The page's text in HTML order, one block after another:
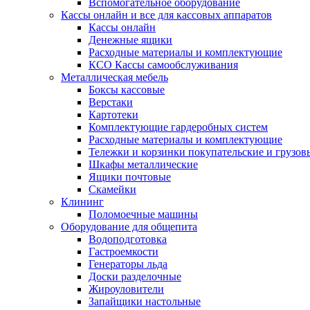
Вспомогательное оборудование
Кассы онлайн и все для кассовых аппаратов
Кассы онлайн
Денежные ящики
Расходные материалы и комплектующие
КСО Кассы самообслуживания
Металлическая мебель
Боксы кассовые
Верстаки
Картотеки
Комплектующие гардеробных систем
Расходные материалы и комплектующие
Тележки и корзинки покупательские и
Шкафы металлические
Ящики почтовые
Скамейки
Клининг
Поломоечные машины
Оборудование для общепита
Водоподготовка
Гастроемкости
Генераторы льда
Доски разделочные
Жироуловители
Запайщики настольные